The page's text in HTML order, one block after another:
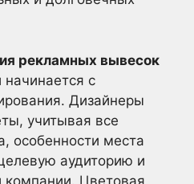
рекламных вывесок
начинается с
Дизайнеры
учитывая все
особенности места
аудиторию и
компании. Цветовая